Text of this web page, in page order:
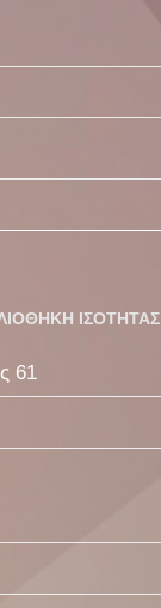
ΙΣΟΤΗΤΑΣ
61